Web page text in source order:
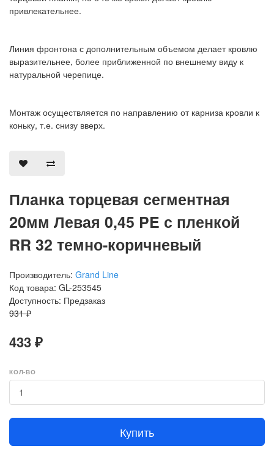
привлекательнее.
Линия фронтона с дополнительным объемом делает кровлю
выразительнее, более приближенной по внешнему виду к
натуральной черепице.
Монтаж осуществляется по направлению от карниза кровли к
коньку, т.е. снизу вверх.
Планка торцевая сегментная
20мм Левая 0,45 PE с пленкой
RR 32 темно-коричневый
Производитель: Grand Line
Код товара: GL-253545
Доступность: Предзаказ
931 ₽
433 ₽
КОЛ-ВО
Купить